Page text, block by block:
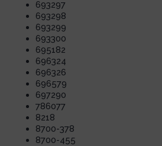
693297
693298
693299
693300
695182
696324
696326
696579
697290
786077
8218
8700-378
8700-455